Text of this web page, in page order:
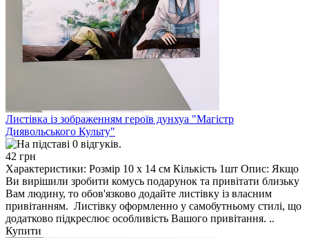
Листівка із зображенням героїв дунхуа "Магістр
Диявольського Культу"
42 грн
Характеристики: Розмір 10 х 14 см Кількість 1шт Опис: Якщо
Ви вирішили зробити комусь подарунок та привітати близьку
Вам людину, то обов'язково додайте листівку із власним
привітанням. Листівку оформленно у самобутньому стилі, що
додатково підкреслює особливість Вашого привітання. ..
Купити